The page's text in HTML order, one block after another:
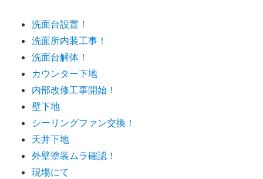
洗面台設置！
洗面所内装工事！
洗面台解体！
カウンター下地
内部改修工事開始！
壁下地
シーリングファン交換！
天井下地
外壁塗装ムラ確認！
現場にて